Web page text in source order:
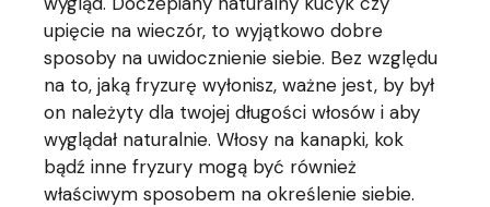
upięcie na wieczór, to wyjątkowo dobre
sposoby na uwidocznienie siebie. Bez względu
na to, jaką fryzurę wyłonisz, ważne jest, by był
on należyty dla twojej długości włosów i aby
wyglądał naturalnie. Włosy na kanapki, kok
bądź inne fryzury mogą być również
właściwym sposobem na określenie siebie.